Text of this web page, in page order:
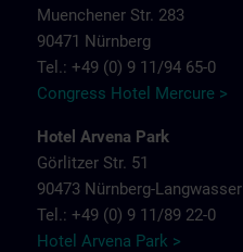
Muenchener Str. 283
90471 Nürnberg
Tel.: +49 (0) 9 11/94 65-0
Congress Hotel Mercure >
Hotel Arvena Park
Görlitzer Str. 51
90473 Nürnberg-Langwasser
Tel.: +49 (0) 9 11/89 22-0
Hotel Arvena Park >